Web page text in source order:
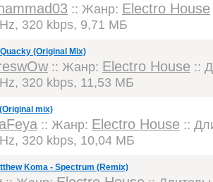
:: Жанр: Electro House
320 kbps, 9,71 МБ
(Original Mix)
:: Жанр: Electro House ::
320 kbps, 11,53 МБ
mix)
:: Жанр: Electro House ::
320 kbps, 10,04 МБ
Koma - Spectrum (Remix)